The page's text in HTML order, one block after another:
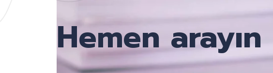
Hemen arayın